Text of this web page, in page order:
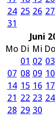
24 25 26 27
31
Juni
Mo Di Mi Do
01 02 03
07 08 09 10
14 15 16 17
21 22 23 24
28 29 30